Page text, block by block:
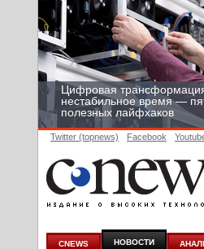
Цифровая
нестабильное время —
полезных лайфхаков
Twitter (topnews) Facebook
CNEWS НОВОСТИ